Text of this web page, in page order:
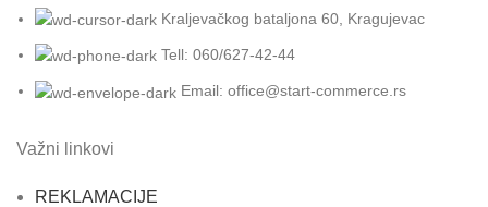
Kraljevačkog bataljona 60, Kragujevac
Tell: 060/627-42-44
Email: office@start-commerce.rs
Važni linkovi
REKLAMACIJE